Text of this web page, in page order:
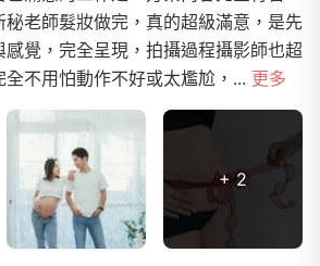
秘老師髮妝做完，真的超級滿意，是先
覺，完全呈現，拍攝過程攝影師也超
不用怕動作不好或太尷尬，... 更多
+ 2